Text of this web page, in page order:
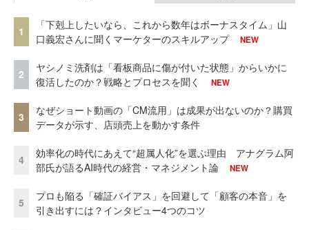
1
「下剋上したいなら、これから数年はボーナスタイム」山
口義宏さんに聞くマーケターのスキルアップ
NEW
2
ヤシノミ洗剤は「看板商品に傷が付いた状態」からいかに
復活したのか？戦略とプロセスを聞く
NEW
3
なぜショート動画の「CM流用」は成果が出ないのか？購買
データが示す、店頭売上を動かす条件
4
効率化の時代にあえて“超属人化”を選ぶ理由 アナグラム阿
部氏が語るAI時代の経営・マネジメント論
NEW
5
プロも陥る「確証バイアス」を回避して「顧客の本音」を
引き出すには？インタビュー4つのコツ